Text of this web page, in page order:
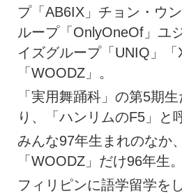
プ「AB6IX」チョン・ウ
ループ「OnlyOneOf」ユ
イズグループ「UNIQ」
「WOODZ」。
「実用舞踊科」の第5期
り、「ハンリムのF5」と
みんな97年生まれのなか
「WOODZ」だけ96年生。
フィリピンに語学留学を